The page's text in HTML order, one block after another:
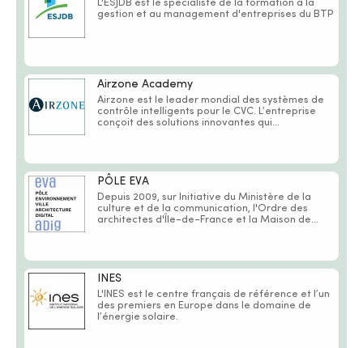
L'ESJDB est le spécialiste de la formation à la
gestion et au management d'entreprises du BTP
Airzone Academy
Airzone est le leader mondial des systèmes de
contrôle intelligents pour le CVC. L’entreprise
conçoit des solutions innovantes qui...
PÔLE EVA
Depuis 2009, sur Initiative du Ministère de la
culture et de la communication, l'Ordre des
architectes d'Île-de-France et la Maison de...
INES
L'INES est le centre français de référence et l’un
des premiers en Europe dans le domaine de
l’énergie solaire.